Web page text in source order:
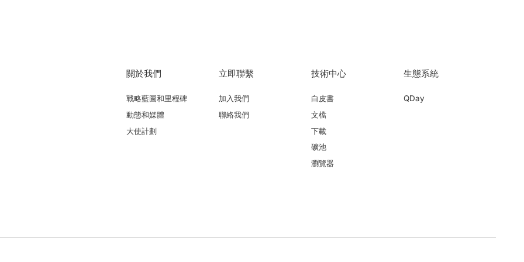
關於我們
戰略藍圖和里程碑
動態和媒體
大使計劃
立即聯繫
加入我們
聯絡我們
技術中心
白皮書
文檔
下載
礦池
瀏覽器
生態系統
QDay